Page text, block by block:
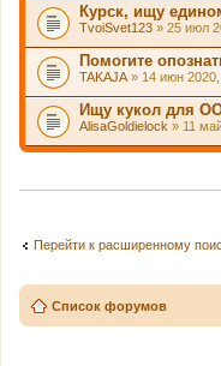
Курск, ищу
TvoiSvet123 » 25 июл
Помогите
TAKAJA » 14 июн
Ищу кукол для
AlisaGoldielock » 11
Перейти к расширенному
Список форумов